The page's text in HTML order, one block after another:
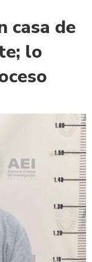
casa de
lo